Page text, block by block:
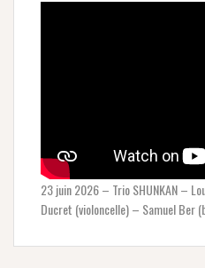
23 juin 2026 – Trio SHUNKAN –
Ducret (violoncelle) – Samuel Ber